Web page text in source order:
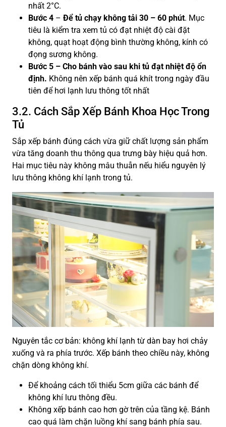
nhất 2°C.
Bước 4 – Để tủ chạy không tải 30 – 60 phút. Mục
tiêu là kiểm tra xem tủ có đạt nhiệt độ cài đặt
không, quạt hoạt động bình thường không, kính có
đọng sương không.
Bước 5 – Cho bánh vào sau khi tủ đạt nhiệt độ ổn
định. Không nên xếp bánh quá khít trong ngày đầu
tiên để hơi lạnh lưu thông tốt nhất
3.2. Cách Sắp Xếp Bánh Khoa Học Trong
Tủ
Sắp xếp bánh đúng cách vừa giữ chất lượng sản phẩm
vừa tăng doanh thu thông qua trưng bày hiệu quả hơn.
Hai mục tiêu này không mâu thuẫn nếu hiểu nguyên lý
lưu thông không khí lạnh trong tủ.
Nguyên tắc cơ bản: không khí lạnh từ dàn bay hơi chảy
xuống và ra phía trước. Xếp bánh theo chiều này, không
chặn dòng không khí.
Để khoảng cách tối thiểu 5cm giữa các bánh để
không khí lưu thông đều.
Không xếp bánh cao hơn gờ trên của tầng kệ. Bánh
cao quá làm chặn luồng khí sang bánh phía sau.